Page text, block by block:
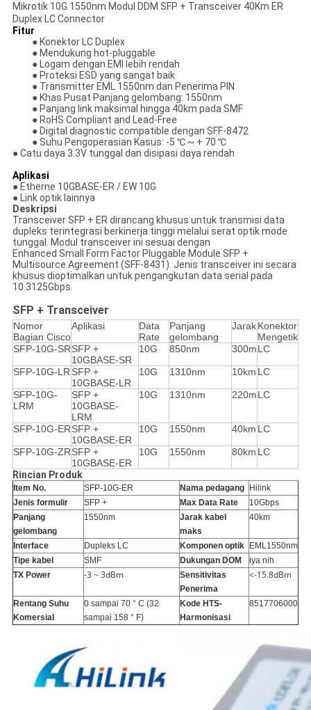
Mikrotik 10G 1550nm Modul DDM SFP + Transceiver 40Km ER
Duplex LC Connector
Fitur
● Konektor LC Duplex
● Mendukung hot-pluggable
● Logam dengan EMI lebih rendah
● Proteksi ESD yang sangat baik
● Transmitter EML 1550nm dan Penerima PIN
● Khas Pusat Panjang gelombang: 1550nm
● Panjang link maksimal hingga 40km pada SMF
● RoHS Compliant and Lead-Free
● Digital diagnostic compatible dengan SFF-8472
● Suhu Pengoperasian Kasus: -5 ℃ ~ + 70 ℃
● Catu daya 3.3V tunggal dan disipasi daya rendah
Aplikasi
● Etherne 10GBASE-ER / EW 10G
● Link optik lainnya
Deskripsi
Transceiver SFP + ER dirancang khusus untuk transmisi data
dupleks terintegrasi berkinerja tinggi melalui serat optik mode
tunggal. Modul transceiver ini sesuai dengan
Enhanced Small Form Factor Pluggable Module SFP +
Multisource Agreement (SFF-8431). Jenis transceiver ini secara
khusus dioptimalkan untuk pengangkutan data serial pada
10.3125Gbps.
SFP + Transceiver
Nomor
Bagian Cisco
Aplikasi
Data
Rate
Panjang
gelombang
JarakKonektor
Mengetik
SFP-10G-SRSFP +
10GBASE-SR
10G 850nm 300mLC
SFP-10G-LRSFP +
10GBASE-LR
10G 1310nm 10km LC
SFP-10G-
LRM
SFP +
10GBASE-
LRM
10G 1310nm 220mLC
SFP-10G-ERSFP +
10GBASE-ER
10G 1550nm 40km LC
SFP-10G-ZRSFP +
10GBASE-ER
10G 1550nm 80km LC
Rincian Produk
Item No. SFP-10G-ER Nama pedagang
Hilink
Jenis formulir
SFP + Max Data Rate
10Gbps
Panjang
gelombang
1550nm
Jarak kabel
maks
40km
Interface Dupleks LC Komponen optik
EML1550nm
Tipe kabel
SMF Dukungan DOM
iya nih
TX Power
-3 ~ 3dBm
Sensitivitas
Penerima
<-15.8dBm
Rentang Suhu
Komersial
0 sampai 70 ° C (32
sampai 158 ° F)
Kode HTS-
Harmonisasi
8517706000